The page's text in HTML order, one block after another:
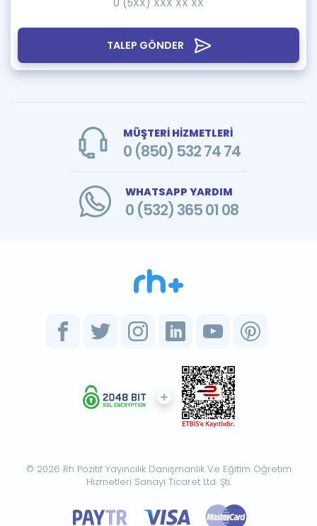
TALEP GÖNDER
MÜŞTERİ HİZMETLERİ
0 (850) 532 74 74
WHATSAPP YARDIM
0 (532) 365 01 08
© 2026 Rh Pozitif Yayıncılık Danışmanlık Ve Eğitim Öğretim
Hizmetleri Sanayi Ticaret Ltd. Şti.